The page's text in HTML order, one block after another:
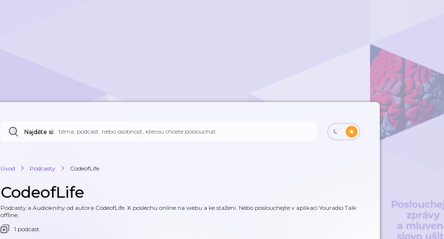
Najděte si:
Úvod Podcasty CodeofLife
CodeofLife
Podcasty a Audioknihy od autora CodeofLife. K poslechu online na webu a ke stažení. Nebo poslouchejte v aplikaci Youradio Talk
offline.
1 podcast